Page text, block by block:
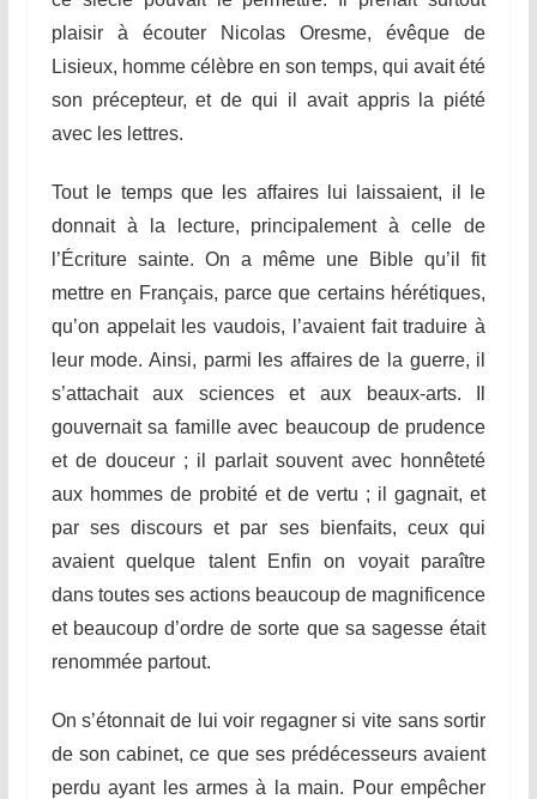
plaisir à écouter Nicolas Oresme, évêque de
Lisieux, homme célèbre en son temps, qui avait été
son précepteur, et de qui il avait appris la piété
avec les lettres.
Tout le temps que les affaires lui laissaient, il le
donnait à la lecture, principalement à celle de
l’Écrituresainte. On a même une Bible qu’il fit
mettre en Français, parce que certains hérétiques,
qu’on appelait les vaudois, l’avaient fait traduire à
leur mode. Ainsi, parmi les affaires de la guerre, il
s’attachait aux sciences et aux beaux-arts. Il
gouvernait sa famille avec beaucoup de prudence
et de douceur ; il parlait souvent avec honnêteté
aux hommes de probité et de vertu ; il gagnait, et
par ses discours et par ses
bienfaits, ceux qui
avaient quelque talent Enfin on voyait paraître
dans toutes ses actions beaucoup de magnificence
et beaucoup d’ordre de sorte que sa sagesse était
renommée partout.
On s’étonnait de lui voir regagner si vite sans sortir
de son cabinet, ce que ses prédécesseurs avaient
perdu ayant les armes à la main. Pour empêcher